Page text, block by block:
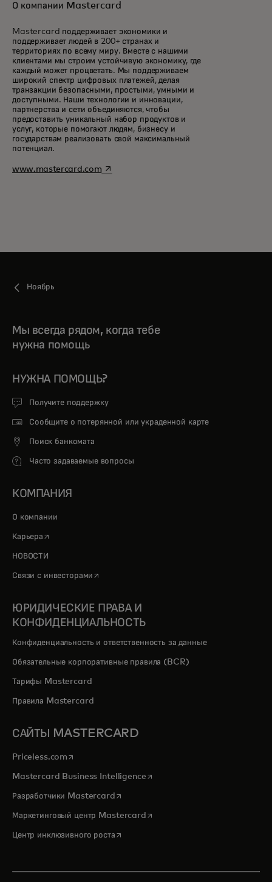
О компании Mastercard
Mastercard поддерживает экономики и
поддерживает людей в 200+ странах и
территориях по всему миру. Вместе с нашими
клиентами мы строим устойчивую экономику, где
каждый может процветать. Мы поддерживаем
широкий спектр цифровых платежей, делая
транзакции безопасными, простыми, умными и
доступными. Наши технологии и инновации,
партнерства и сети объединяются, чтобы
предоставить уникальный набор продуктов и
услуг, которые помогают людям, бизнесу и
государствам реализовать свой максимальный
потенциал.
www.mastercard.comopens in a new tab
Ноябрь
Мы всегда рядом, когда тебе
нужна помощь
НУЖНА ПОМОЩЬ?
Получите поддержку
Сообщите о потерянной или украденной карте
Поиск банкомата
Часто задаваемые вопросы
КОМПАНИЯ
О компании
Карьера opens in a new tab
НОВОСТИ
Связи с инвесторами opens in a new tab
ЮРИДИЧЕСКИЕ ПРАВА И
КОНФИДЕНЦИАЛЬНОСТЬ
Конфиденциальность и ответственность за данные
Обязательные корпоративные правила (BCR)
Тарифы Mastercard
Правила Mastercard
САЙТЫ MASTERCARD
Priceless.com opens in a new tab
Mastercard Business Intelligenceopens in a new tab
Разработчики Mastercardopens in a new tab
Маркетинговый центр Mastercardopens in a new tab
Центр инклюзивного ростаopens in a new tab